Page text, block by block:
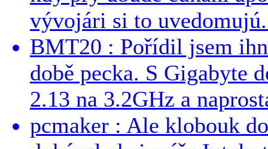
vývojári si to
BMT20 : Pořídil jsem
době pecka. S Gigabyte
2.13 na 3.2GHz a
pcmaker : Ale klobouk